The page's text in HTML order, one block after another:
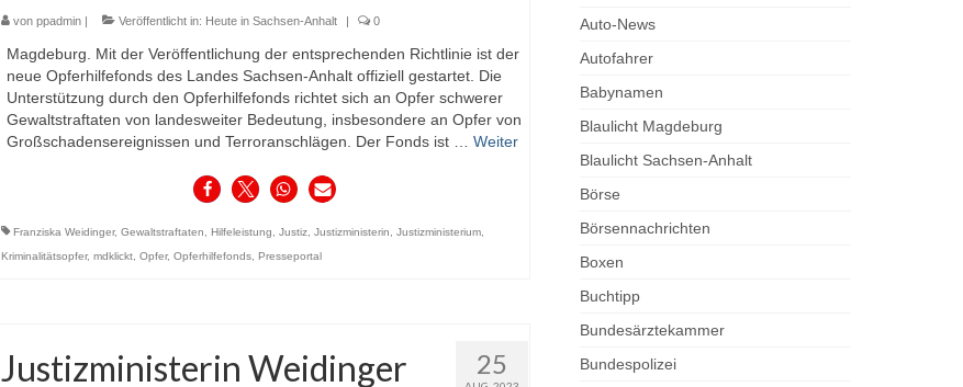
von ppadmin| Veröffentlicht in: Heute in Sachsen-Anhalt | 0
Magdeburg. Mit der Veröffentlichung der entsprechenden Richtlinie ist der
neue Opferhilfefonds des Landes Sachsen-Anhalt offiziell gestartet. Die
Unterstützung durch den Opferhilfefonds richtet sich an Opfer schwerer
Gewaltstraftaten von landesweiter Bedeutung, insbesondere an Opfer von
Großschadensereignissen und Terroranschlägen. Der Fonds ist … Weiter
Franziska Weidinger, Gewaltstraftaten Hilfeleistung Justiz, Justizministerin Justizministerium,
Kriminalitätsopfer, mdklickt, Opfer, Opferhilfefonds, Presseportal
25
Justizministerin Weidinger
Auto-News
Autofahrer
Babynamen
Blaulicht Magdeburg
Blaulicht Sachsen-Anhalt
Börse
Börsennachrichten
Boxen
Buchtipp
Bundesärztekammer
Bundespolizei